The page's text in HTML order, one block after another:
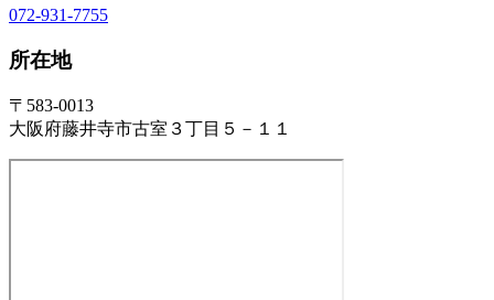
072-931-7755
所在地
〒583-0013
大阪府藤井寺市古室３丁目５－１１